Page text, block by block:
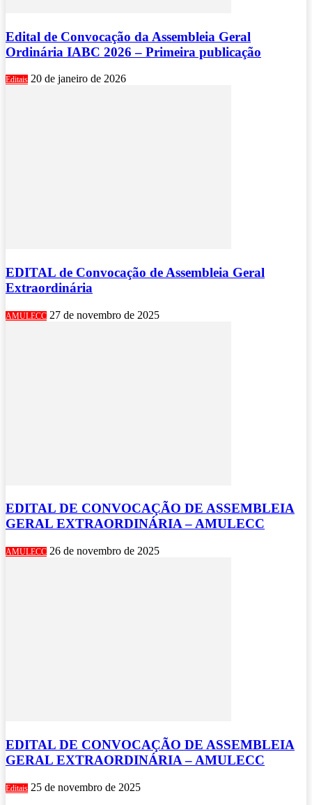
Edital de Convocação da Assembleia Geral
Ordinária IABC 2026 – Primeira publicação
Editais 20 de janeiro de 2026
EDITAL de Convocação de Assembleia Geral
Extraordinária
AMULECC 27 de novembro de 2025
EDITAL DE CONVOCAÇÃO DE ASSEMBLEIA
GERAL EXTRAORDINÁRIA – AMULECC
AMULECC 26 de novembro de 2025
EDITAL DE CONVOCAÇÃO DE ASSEMBLEIA
GERAL EXTRAORDINÁRIA – AMULECC
Editais 25 de novembro de 2025